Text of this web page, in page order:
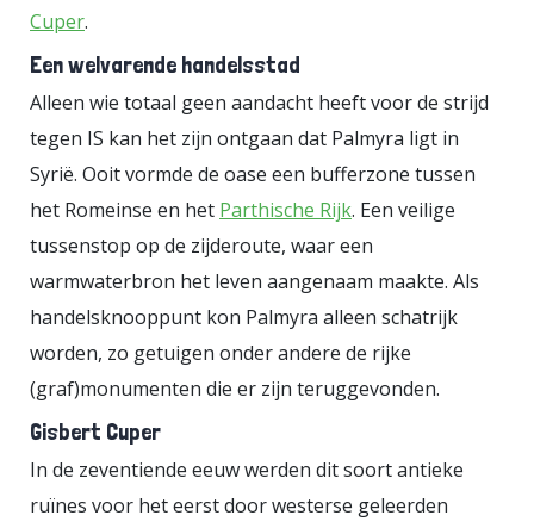
Cuper.
Een welvarende handelsstad
Alleen wie totaal geen aandacht heeft voor de strijd
tegen IS kan het zijn ontgaan dat Palmyra ligt in
Syrië. Ooit vormde de oase een bufferzone tussen
het Romeinse en het Parthische Rijk. Een veilige
tussenstop op de zijderoute, waar een
warmwaterbron het leven aangenaam maakte. Als
handelsknooppunt kon Palmyra alleen schatrijk
worden, zo getuigen onder andere de rijke
(graf)monumenten die er zijn teruggevonden.
Gisbert Cuper
In de zeventiende eeuw werden dit soort antieke
ruïnes voor het eerst door westerse geleerden